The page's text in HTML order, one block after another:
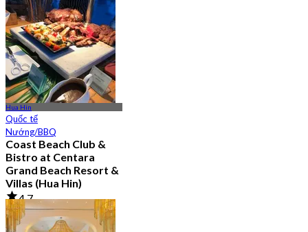
Hua Hin
Quốc tế
Nướng/BBQ
Coast Beach Club &
Bistro at Centara
Grand Beach Resort &
Villas (Hua Hin)
4.7
357 Đã đặt chỗ
Từ ฿ 615